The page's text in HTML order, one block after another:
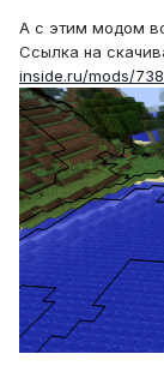
А с этим модом
Ссылка на
inside.ru/mods/